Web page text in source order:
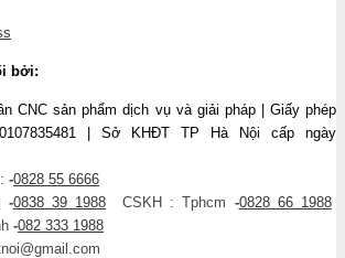
bởi:
CNC sản phẩm dịch vụ và giải pháp | Giấy phép
| Sở KHĐT TP Hà Nội cấp ngày
-0828 55 6666
-0838 39 1988 CSKH : Tphcm -0828 66 1988
-082 333 1988